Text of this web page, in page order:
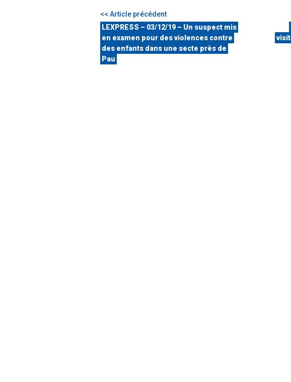
<< Article précédent
LEXPRESS – 03/12/19 – Un suspect mis
en examen pour des violences contre
des enfants dans une secte près de
Pau